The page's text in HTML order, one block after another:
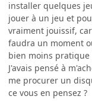
installer quelques
jouer à un jeu et
vraiment jouissif,
faudra un moment
bien moins pratique
J'avais pensé à
me procurer un
ce vous en pensez ?